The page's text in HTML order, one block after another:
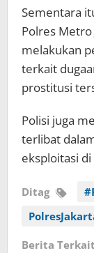
Sementara
Polres
melakukan
terkait
prostitusi
Polisi juga
terlibat
eksploitasi
Ditag
Berita Terkait